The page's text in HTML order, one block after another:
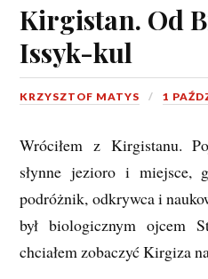
Kirgistan. Od
Issyk-kul
KRZYSZTOF MATYS 1
Wróciłem z Kirgistanu.
słynne jezioro i miejsce,
podróżnik, odkrywca i
był biologicznym ojcem
chciałem zobaczyć Kirgiza